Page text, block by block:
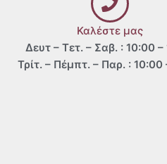
Καλέστε μας
Δευτ – Τετ. – Σαβ. : 10:00 –
Τρίτ. – Πέμπτ. – Παρ. : 10:00